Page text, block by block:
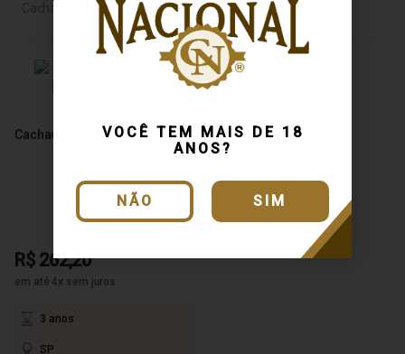
VOCÊ TEM MAIS DE 18
ANOS?
NÃO SIM
Cachaça Ten Premium 750ml
R$ 262,20
em até 4x sem juros
3 anos
SP